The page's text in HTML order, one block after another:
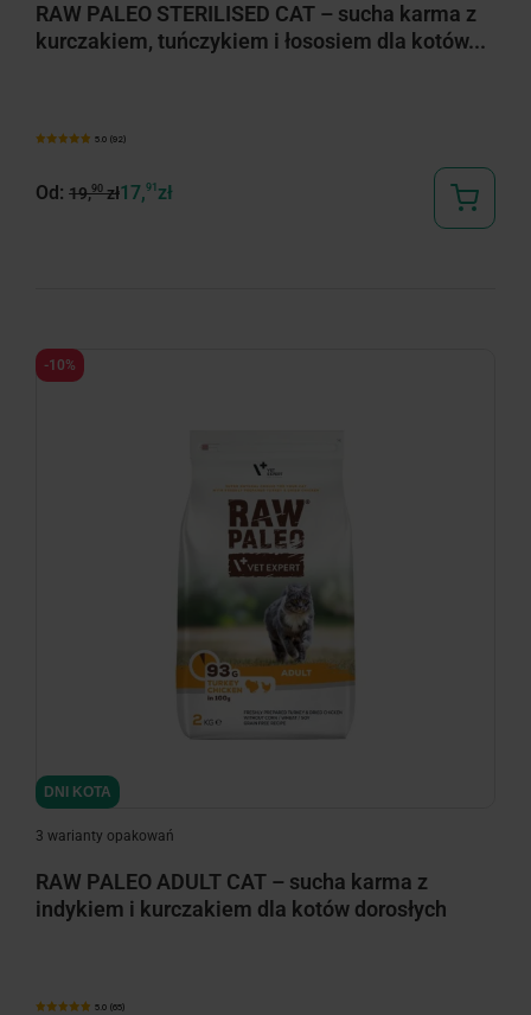
RAW PALEO STERILISED CAT – sucha karma z
kurczakiem, tuńczykiem i łososiem dla kotów...
5.0 (92)
Od: 19,90zł17,91 zł
DNI KOTA
3 warianty opakowań
RAW PALEO ADULT CAT – sucha karma z
indykiem i kurczakiem dla kotów dorosłych
5.0 (65)
-10%